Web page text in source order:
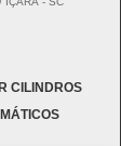
CILINDROS